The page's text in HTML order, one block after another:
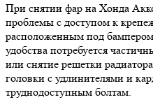
При снятии фар на Хонда
проблемы с доступом к
расположенным под
удобства потребуется
или снятие решетки
головки с удлинителями и
труднодоступным болтам.